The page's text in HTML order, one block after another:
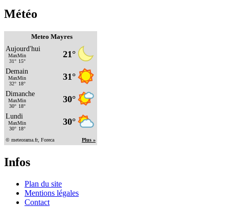
Météo
Meteo Mayres
Infos
Plan du site
Mentions légales
Contact